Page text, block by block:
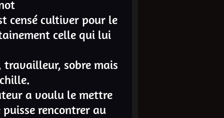
censé cultiver pour le
celle qui lui
sobre mais
a voulu le mettre
rencontrer au